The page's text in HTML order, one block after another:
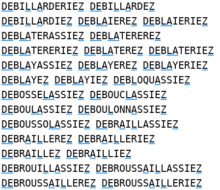
DEBILLARDERIEZ DEBILLARDEZ
DEBILLARDIEZ DEBLAIEREZ DEBLAIERIEZ
DEBLATERASSIEZ DEBLATEREREZ
DEBLATERERIEZ DEBLATEREZ DEBLATERIEZ
DEBLAYASSIEZ DEBLAYEREZ DEBLAYERIEZ
DEBLAYEZ DEBLAYIEZ DEBLOQUASSIEZ
DEBOSSELASSIEZ DEBOUCLASSIEZ
DEBOULASSIEZ DEBOULONNASSIEZ
DEBOUSSOLASSIEZ DEBRAILLASSIEZ
DEBRAILLEREZ DEBRAILLERIEZ
DEBRAILLEZ DEBRAILLIEZ
DEBROUILLASSIEZ DEBROUSSAILLASSIEZ
DEBROUSSAILLEREZ DEBROUSSAILLERIEZ